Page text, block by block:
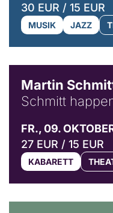
30 EUR / 15 EUR
MUSIK JAZZ
Martin
Schmitt
FR., 09.
27 EUR / 15 EUR
KABARETT